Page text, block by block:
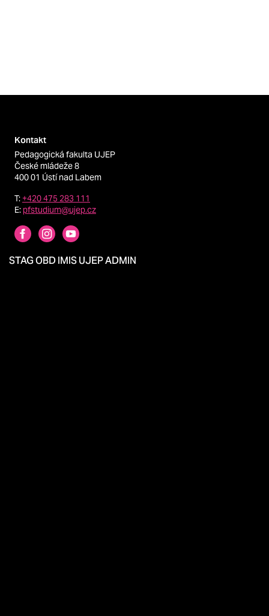
Kontakt
Pedagogická fakulta UJEP
České mládeže 8
400 01 Ústí nad Labem
T:+420 475 283 111
E:pfstudium@ujep.cz
STAGOBDIMISUJEPADMIN